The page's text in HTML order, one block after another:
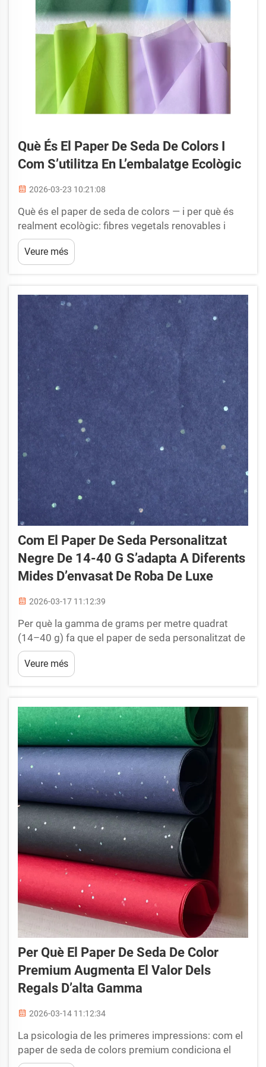
Què És El Paper De Seda De Colors I
Com S’utilitza En L’embalatge Ecològic
2026-03-23 10:21:08
Què és el paper de seda de colors — i per què és
realment ecològic: fibres vegetals renovables i
colorants no tòxics, la base del color sostenible. La
reputació ecològica del paper de seda de colors
prové de l’ús de materials vegetals renovables com
Veure més
Com El Paper De Seda Personalitzat
Negre De 14-40 G S’adapta A Diferents
Mides D’envasat De Roba De Luxe
2026-03-17 11:12:39
Per què la gamma de grams per metre quadrat
(14–40 g) fa que el paper de seda personalitzat de
colors sigui ideal per a l’embalatge de luxe
escalonat. Punt funcional òptim: com una GSM
inferior (14–22 g) permet un drapant delicat per a
peces de roba lleugeres...
Veure més
Per Què El Paper De Seda De Color
Premium Augmenta El Valor Dels
Regals D’alta Gamma
2026-03-14 11:12:34
La psicologia de les primeres impressions: com el
paper de seda de colors premium condiciona el
valor percebut. Priming cromàtic: com les cues de